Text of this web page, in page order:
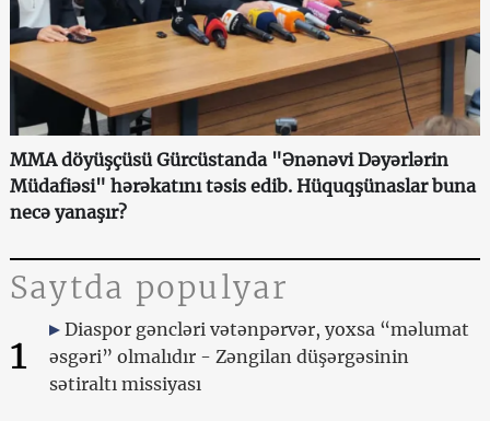
MMA döyüşçüsü Gürcüstanda "Ənənəvi Dəyərlərin
Müdafiəsi" hərəkatını təsis edib. Hüquqşünaslar buna
necə yanaşır?
Saytda populyar
1
Diaspor gəncləri vətənpərvər, yoxsa “məlumat
əsgəri” olmalıdır - Zəngilan düşərgəsinin
sətiraltı missiyası